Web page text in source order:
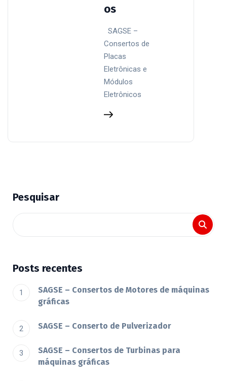
os
SAGSE –
Consertos de
Placas
Eletrônicas e
Módulos
Eletrônicos
Pesquisar
Posts recentes
SAGSE – Consertos de Motores de máquinas
gráficas
SAGSE – Conserto de Pulverizador
SAGSE – Consertos de Turbinas para
máquinas gráficas